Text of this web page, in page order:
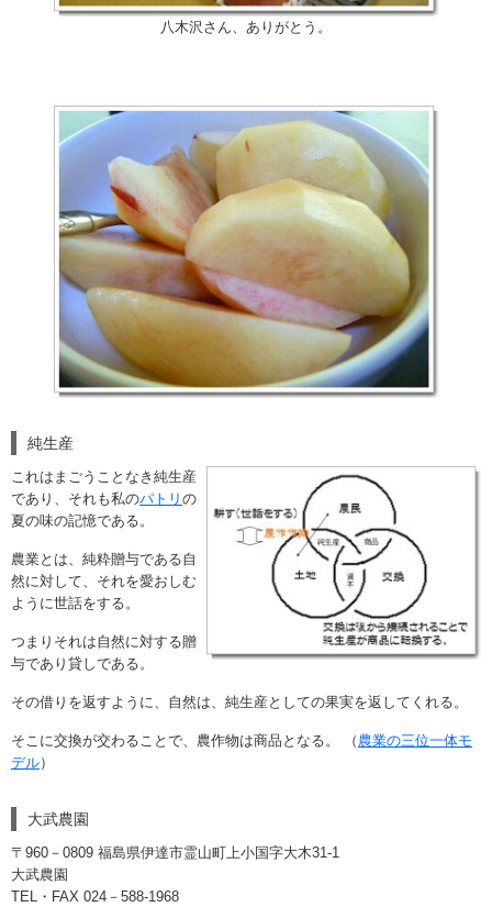
八木沢さん、ありがとう。
純生産
これはまごうことなき純生産
であり、それも私のパトリ の
夏の味の記憶である。
農業とは、純粋贈与である自
然に対して、それを愛おしむ
よ うに世話をする。
つまりそれは自然に対する贈
与であり貸しである。
その借りを返すように、自然は、純生産としての果実を返してくれる。
そこに交換が交わることで、農作物は商品と なる。 （ 農業の三位一体モ
デル）
大武農園
〒960－0809 福島県伊達市霊山町上小国字大木31-1
大武農園
TEL・FAX 024－588-1968